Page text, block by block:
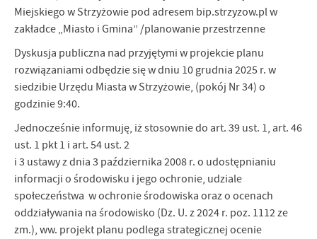
Miejskiego w Strzyżowie pod adresem bip.strzyzow.pl w
zakładce „Miasto i Gmina” /planowanie przestrzenne
Dyskusja publiczna nad przyjętymi w projekcie planu
rozwiązaniami odbędzie się w dniu 10 grudnia 2025 r. w
siedzibie Urzędu Miasta w Strzyżowie, (pokój Nr 34) o
godzinie 9:40.
Jednocześnie informuję, iż stosownie do art. 39 ust. 1, art. 46
ust. 1 pkt 1 i art. 54 ust. 2
i 3 ustawy z dnia 3 października 2008 r. o udostępnianiu
informacji o środowisku i jego ochronie, udziale
społeczeństwa w ochronie środowiska oraz o ocenach
oddziaływania na środowisko (Dz. U. z 2024 r. poz. 1112 ze
zm.), ww. projekt planu podlega strategicznej ocenie